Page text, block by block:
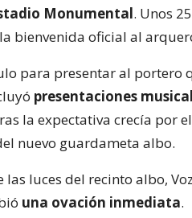
Monumental. Unos
bienvenida oficial al
para presentar al portero
presentaciones
la expectativa crecía por
nuevo guardameta albo.
las luces del recinto albo,
una ovación inmediata.